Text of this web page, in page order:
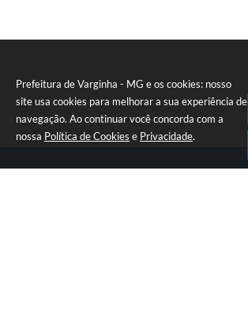
Prefeitura de Varginha - MG e os cookies: nosso
site usa cookies para melhorar a sua experiência de
navegação. Ao continuar você concorda com a
nossa Política de Cookies e Privacidade.